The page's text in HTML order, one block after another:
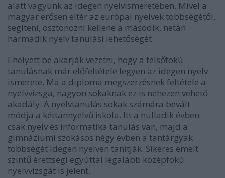
alatt vagyunk az idegen nyelvismeretében. Mivel a
magyar erősen eltér az európai nyelvek többségétől,
segíteni, ösztönözni kellene a második, netán
harmadik nyelv tanulási lehetőségét.
Ehelyett be akarják vezetni, hogy a felsőfokú
tanulásnak már előfeltétele legyen az idegen nyelv
ismerete. Ma a diploma megszerzésnek feltétele a
nyelvvizsga, nagyon sokaknak ez is nehezen vehető
akadály. A nyelvtanulás sokak számára bevált
módja a kéttannyelvű iskola. Itt a nulladik évben
csak nyelv és informatika tanulás van, majd a
gimnáziumi szokásos négy évben a tantárgyak
többségét idegen nyelven tanítják. Sikeres emelt
szintű érettségi egyúttal legalább középfokú
nyelvvizsgát is jelent.